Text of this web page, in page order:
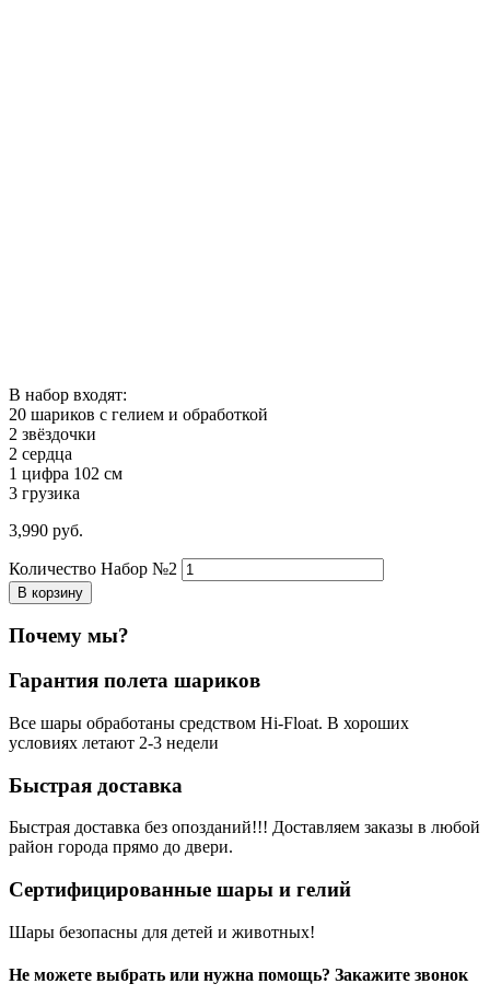
В набор входят:
20 шариков с гелием и обработкой
2 звёздочки
2 сердца
1 цифра 102 см
3 грузика
3,990 руб.
Количество Набор №2
В корзину
Почему мы?
Гарантия полета шариков
Все шары обработаны средством Hi-Float. В хороших
условиях летают 2-3 недели
Быстрая доставка
Быстрая доставка без опозданий!!! Доставляем заказы в любой
район города прямо до двери.
Сертифицированные шары и гелий
Шары безопасны для детей и животных!
Не можете выбрать или нужна помощь? Закажите звонок